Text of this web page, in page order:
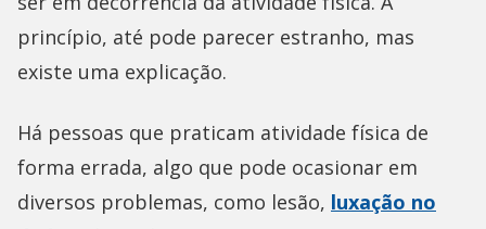
princípio, até pode parecer estranho, mas
existe uma explicação.
Há pessoas que praticam atividade física de
forma errada, algo que pode ocasionar em
diversos problemas, como lesão, luxação no